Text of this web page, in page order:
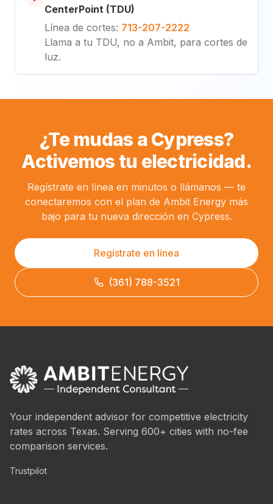
CenterPoint (TDU)
Línea de cortes: 713-207-2222
Llama a tu TDU, no a Ambit, para cortes de
luz.
¿Te mudas a Cypress?
Activemos tu electricidad.
Regístrate en línea en minutos o llámanos — te
conectaremos con el plan de Ambit Energy más
bajo para tu nueva dirección en Cypress.
Regístrate en línea
(361) 788-3521
Your independent advisor for competitive electricity
rates across Texas. Serving 600+ cities with no-fee
comparison services.
Trustpilot